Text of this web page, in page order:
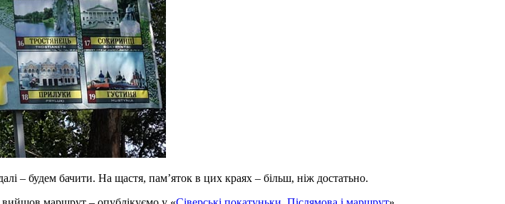
– будем бачити. На щастя, пам’яток в цих краях – більш, ніж достатьно.